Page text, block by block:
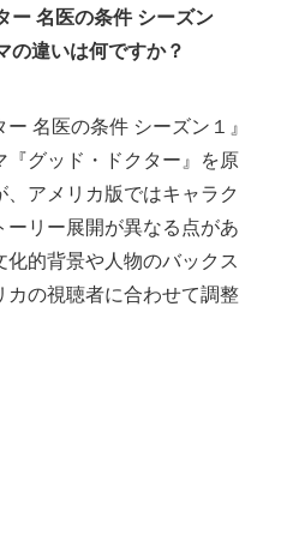
ー 名医の条件 シーズン
の違いは何ですか？
ー 名医の条件 シーズン１』
『グッド・ドクター』を原
、アメリカ版ではキャラク
ーリー展開が異なる点があ
化的背景や人物のバックス
カの視聴者に合わせて調整